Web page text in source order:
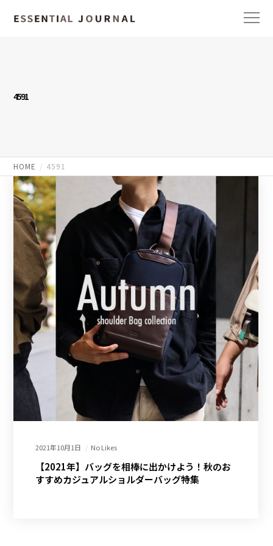
4591
HOME 4591
2021年10月1日 No Likes
【2021年】バッグを相棒に出かけよう！秋のお
すすめカジュアルショルダーバッグ特集